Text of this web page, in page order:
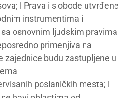
l Prava i slobode utvrđene
instrumentima i
osnovnim ljudskim pravima
primenjiva na
zajednice budu zastupljene u
poslaničkih mesta; l